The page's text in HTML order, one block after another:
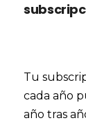
Tu
cada año
año tras